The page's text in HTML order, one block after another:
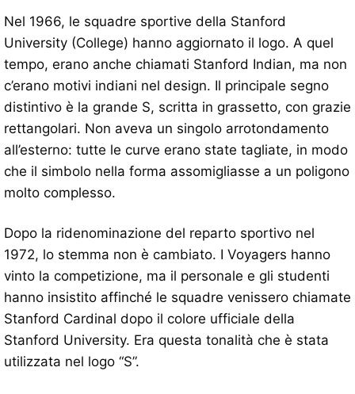
Nel 1966, le squadre sportive della Stanford
University (College) hanno aggiornato il logo. A quel
tempo, erano anche chiamati Stanford Indian, ma non
c’erano motivi indiani nel design. Il principale segno
distintivo è la grande S, scritta in grassetto, con grazie
rettangolari. Non aveva un singolo arrotondamento
all’esterno: tutte le curve erano state tagliate, in modo
che il simbolo nella forma assomigliasse a un poligono
molto complesso.
Dopo la ridenominazione del reparto sportivo nel
1972, lo stemma non è cambiato. I Voyagers hanno
vinto la competizione, ma il personale e gli studenti
hanno insistito affinché le squadre venissero chiamate
Stanford Cardinal dopo il colore ufficiale della
Stanford University. Era questa tonalità che è stata
utilizzata nel logo “S”.